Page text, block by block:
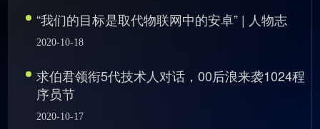
“我们的目标是取代物联网中的安卓” | 人物志
2020-10-18
求伯君领衔5代技术人对话，00后浪来袭1024程
序员节
2020-10-17